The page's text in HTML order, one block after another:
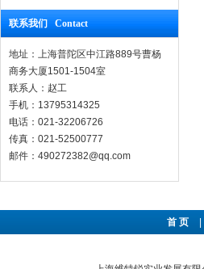
联系我们 Contact
地址：上海普陀区中江路889号曹杨
商务大厦1501-1504室
联系人：赵工
手机：13795314325
电话：021-32206726
传真：021-52500777
邮件：490272382@qq.com
首 页